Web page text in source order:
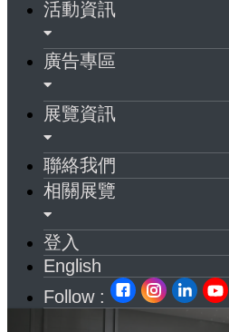
活動資訊
廣告專區
展覽資訊
聯絡我們
相關展覽
登入
English
Follow :